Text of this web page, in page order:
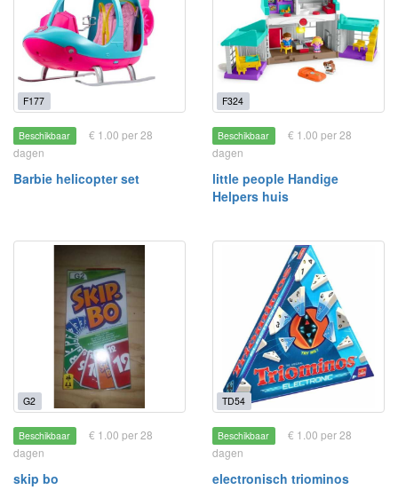
F177
Beschikbaar
€ 1.00 per 28
dagen
Barbie helicopter set
F324
Beschikbaar
€ 1.00 per 28
dagen
little people Handige
Helpers huis
G2
Beschikbaar
€ 1.00 per 28
dagen
skip bo
TD54
Beschikbaar
€ 1.00 per 28
dagen
electronisch triominos